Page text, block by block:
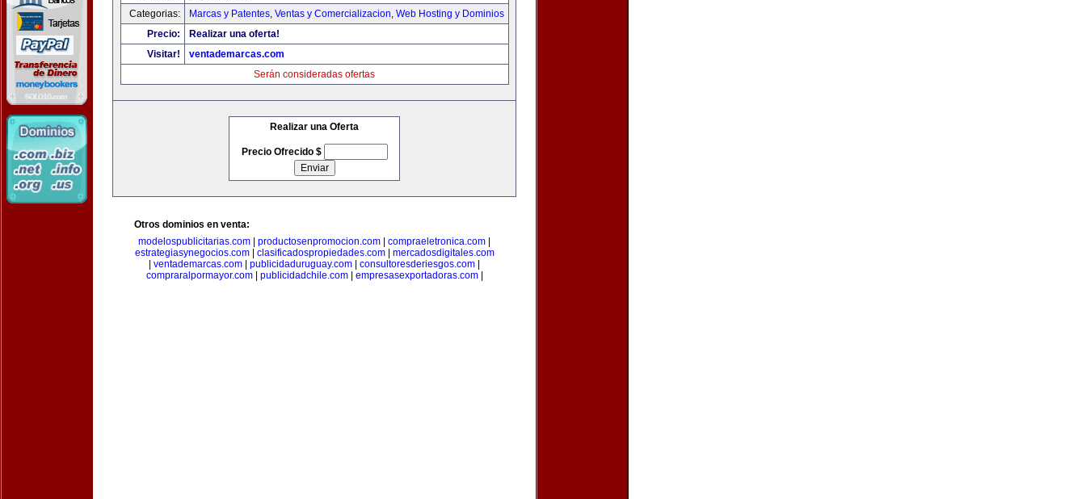
Categorias:
Marcas y Patentes, Ventas y Comercializacion, Web Hosting y Dominios
Precio:
Realizar una oferta!
Visitar!
ventademarcas.com
Serán consideradas ofertas
Realizar una Oferta
Precio Ofrecido $
Otros dominios en venta:
modelospublicitarias.com
productosenpromocion.com compraeletronica.com
estrategiasynegocios.com| clasificadospropiedades.com| mercadosdigitales.com
ventademarcas.com publicidaduruguay.com consultoresderiesgos.com
compraralpormayor.com| publicidadchile.com| empresasexportadoras.com|